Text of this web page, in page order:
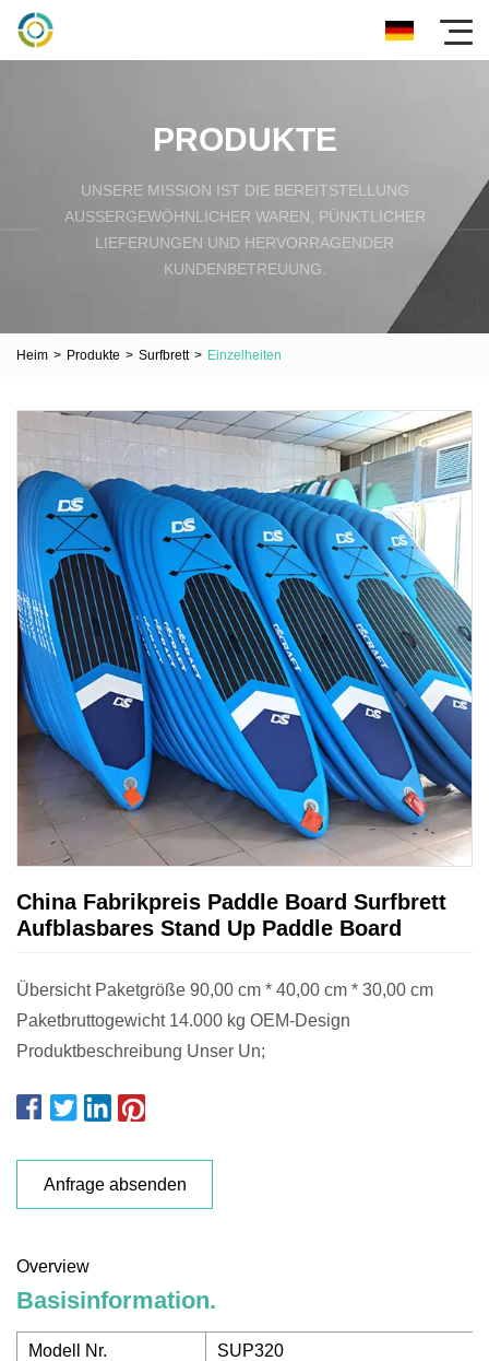
PRODUKTE
UNSERE MISSION IST DIE BEREITSTELLUNG
AUSSERGEWÖHNLICHER WAREN, PÜNKTLICHER L
IEFERUNGEN UND HERVORRAGENDER K
UNDENBETREUUNG.
Heim > Produkte > Surfbrett > Einzelheiten
China Fabrikpreis Paddle Board Surfbrett
Aufblasbares Stand Up Paddle Board
Übersicht Paketgröße 90,00 cm * 40,00 cm * 30,00 cm
Paketbruttogewicht 14.000 kg OEM-Design
Produktbeschreibung Unser Un;
Anfrage absenden
Overview
Basisinformation.
Modell Nr. SUP320